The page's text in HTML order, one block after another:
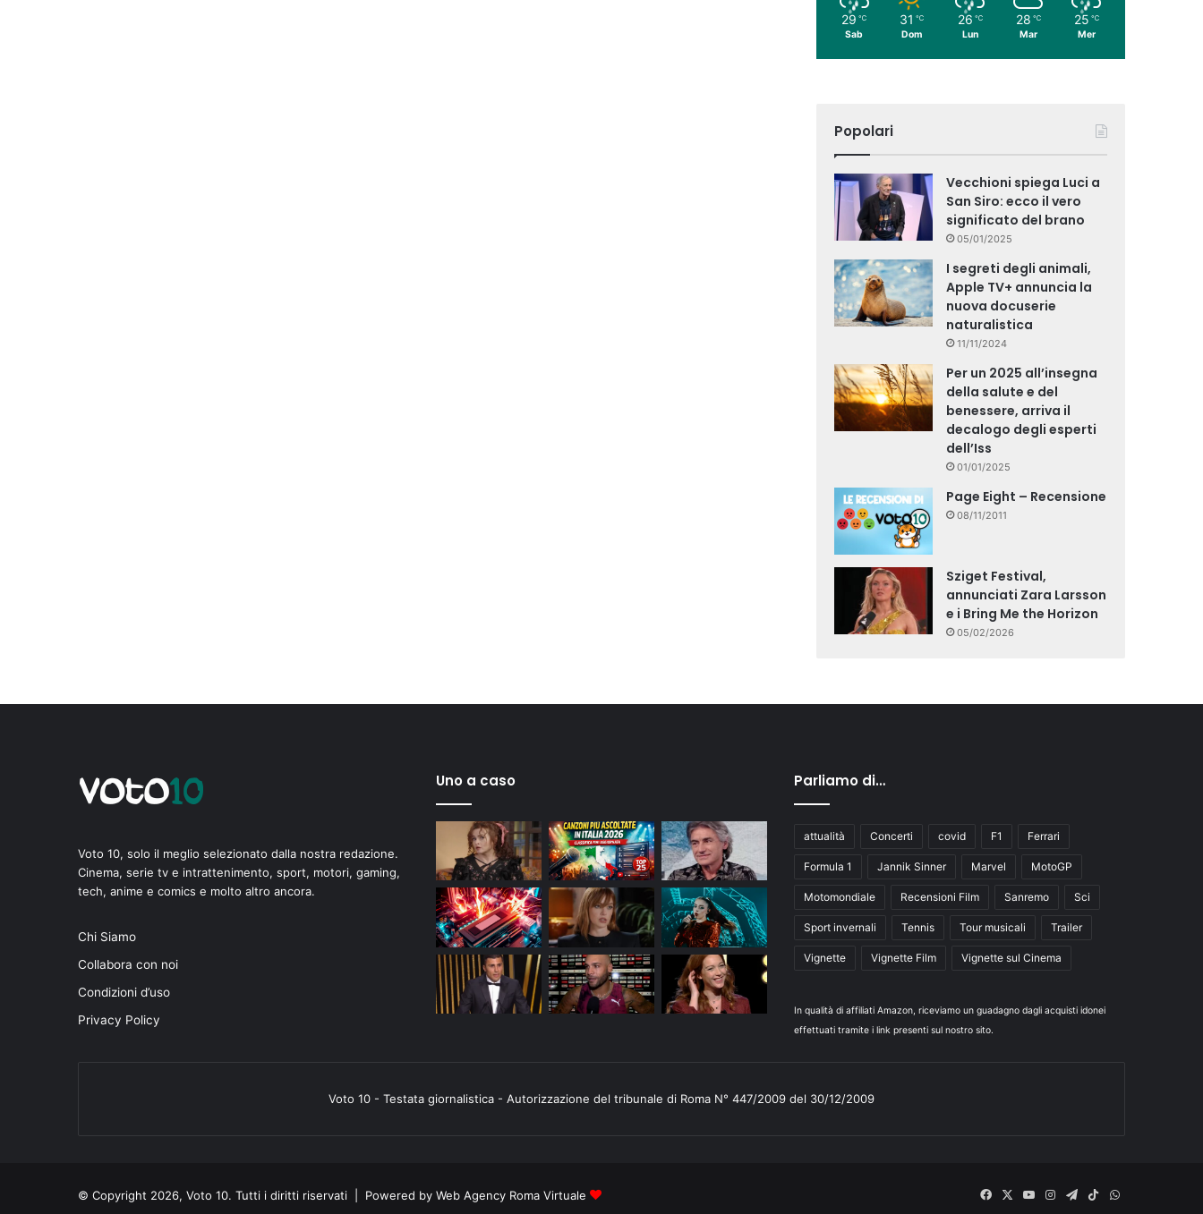
29 ℃
Sab
31 ℃
Dom
26 ℃
Lun
28 ℃
Mar
25 ℃
Mer
Popolari
Vecchioni spiega Luci a
San Siro: ecco il vero
significato del brano
05/01/2025
I segreti degli animali,
Apple TV+ annuncia la
nuova docuserie
naturalistica
11/11/2024
Per un 2025 all’insegna
della salute e del
benessere, arriva il
decalogo degli esperti
dell’Iss
01/01/2025
Page Eight – Recensione
08/11/2011
Sziget Festival,
annunciati Zara Larsson
e i Bring Me the Horizon
05/02/2026
Voto 10, solo il meglio selezionato dalla nostra redazione.
Cinema, serie tv e intrattenimento, sport, motori, gaming,
tech, anime e comics e molto altro ancora.
Chi Siamo
Collabora con noi
Condizioni d’uso
Privacy Policy
Uno a caso Parliamo di…
attualità Concerti covid F1 Ferrari
Formula 1 Jannik Sinner Marvel MotoGP
Motomondiale Recensioni Film Sanremo Sci
Sport invernali Tennis Tour musicali Trailer
Vignette Vignette Film Vignette sul Cinema
In qualità di affiliati Amazon, riceviamo un guadagno dagli acquisti idonei
effettuati tramite i link presenti sul nostro sito.
Voto 10 - Testata giornalistica - Autorizzazione del tribunale di Roma N° 447/2009 del 30/12/2009
© Copyright 2026, Voto 10. Tutti i diritti riservati | Powered by Web Agency Roma Virtuale Facebook
X
YouInstagram
Telegram
TikTokWhatsApp